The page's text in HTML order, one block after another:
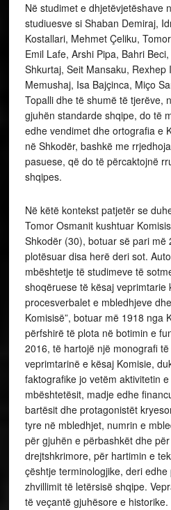
Në studimet e dhjetëvjetëshave
studiuesve si Shaban Demiraj,
Kostallari, Mehmet Çeliku,
Emil Lafe, Arshi Pipa, Bahri
Shkurtaj, Seit Mansaku,
Memushaj, Isa Bajçinca, Miço
Topalli dhe të shumë të tjerëve,
gjuhën standarde shqipe, do të
edhe vendimet dhe ortografia e
në Shkodër, bashkë me
pasuese, që do të përcaktojnë
shqipes.
Në këtë kontekst patjetër se
Tomor Osmanit kushtuar
Shkodër (30), botuar së pari më
plotësuar disa herë deri sot.
mbështetje të studimeve të
shoqëruese të kësaj veprimtarie
procesverbalet e mbledhjeve
Komisisë”, botuar më 1918 nga
përfshirë të plota në botimin e
2016, të hartojë një monografi
veprimtarinë e kësaj Komisie,
faktografike jo vetëm aktivitetin
mbështetësit, madje edhe
bartësit dhe protagonistët
tyre në mbledhjet, numrin e
për gjuhën e përbashkët dhe
drejtshkrimore, për hartimin e
çështje terminologjike, deri
zhvillimit të letërsisë shqipe.
të veçantë gjuhësore e historike.